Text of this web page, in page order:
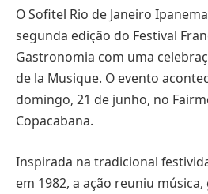
O Sofitel Rio de Janeiro
segunda edição do Festival
Gastronomia com uma
de la Musique. O evento
domingo, 21 de junho, no
Copacabana.
Inspirada na tradicional
em 1982, a ação reuniu